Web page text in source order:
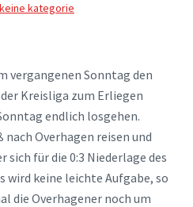
keine kategorie
vergangenen Sonntag den
Kreisliga zum Erliegen
endlich losgehen.
nach Overhagen reisen und
sich für die 0:3 Niederlage des
wird keine leichte Aufgabe, so
die Overhagener noch um